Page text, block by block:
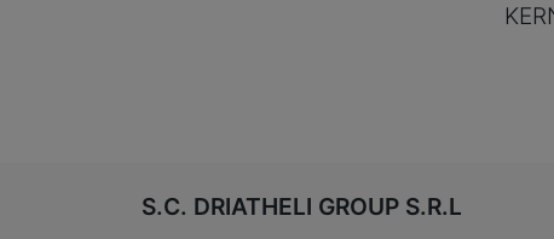
S.C. DRIATHELI GROUP S.R.L